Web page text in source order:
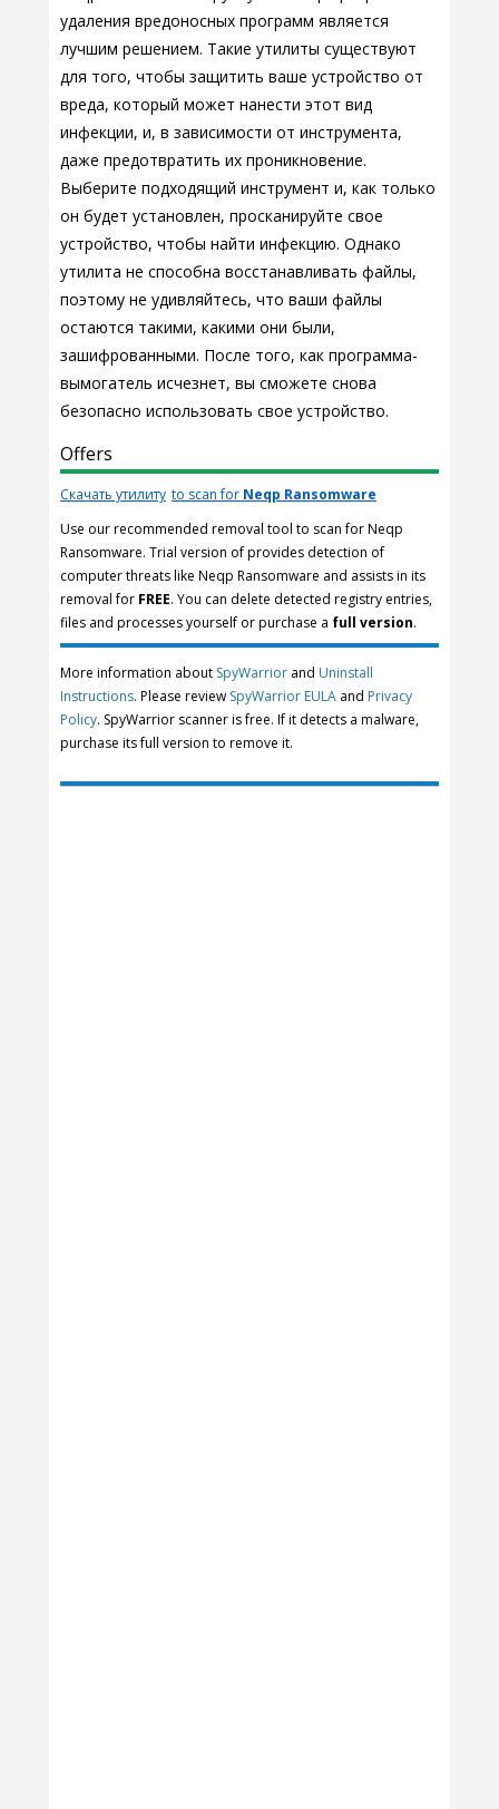
удаления вредоносных программ является
лучшим решением. Такие утилиты существуют
для того, чтобы защитить ваше устройство от
вреда, который может нанести этот вид
инфекции, и, в зависимости от инструмента,
даже предотвратить их проникновение.
Выберите подходящий инструмент и, как только
он будет установлен, просканируйте свое
устройство, чтобы найти инфекцию. Однако
утилита не способна восстанавливать файлы,
поэтому не удивляйтесь, что ваши файлы
остаются такими, какими они были,
зашифрованными. После того, как программа-
вымогатель исчезнет, вы сможете снова
безопасно использовать свое устройство.
Offers
Скачать утилиту to scan for Neqp Ransomware
Use our recommended removal tool to scan for Neqp
Ransomware. Trial version of provides detection of
computer threats like Neqp Ransomware and assists in its
removal for FREE. You can delete detected registry entries,
files and processes yourself or purchase a full version.
More information about SpyWarrior and Uninstall
Instructions. Please review SpyWarrior EULA and Privacy
Policy. SpyWarrior scanner is free. If it detects a malware,
purchase its full version to remove it.